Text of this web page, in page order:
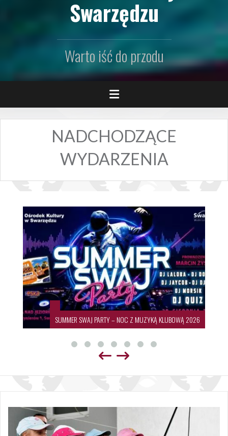
Swarzędzu
Warto iść do przodu
NADCHODZĄCE
WYDARZENIA
SUMMER SWAJ PARTY – NOC Z MUZYKĄ KLUBOWĄ 2026